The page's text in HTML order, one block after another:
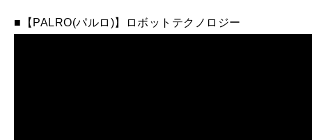
■【PALRO(パルロ)】ロボットテクノロジー